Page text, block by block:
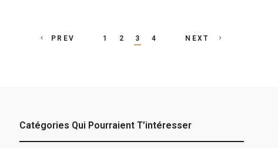
Posts
PREV 1 2 3 4 NEXT
Catégories Qui Pourraient T’intéresser